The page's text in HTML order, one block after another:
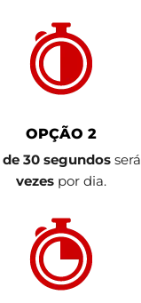
OPÇÃO 2
de 30 segundos será
vezes por dia.